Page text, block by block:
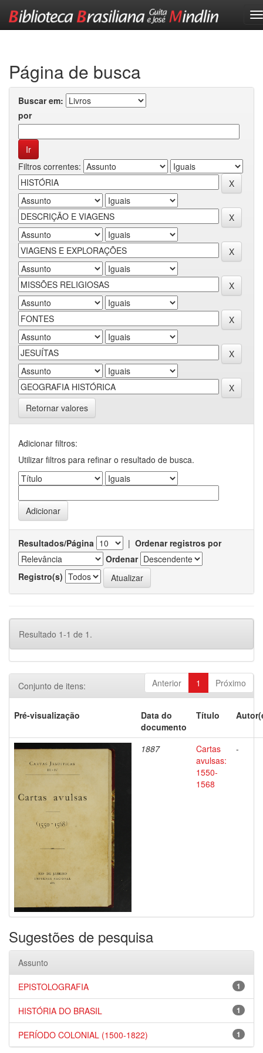
Página de busca
Buscar em:
por
Filtros correntes:
Retornar valores
Adicionar filtros:
Utilizar filtros para refinar o resultado de busca.
Resultados/Página | Ordenar registros por
Ordenar
Registro(s)
Resultado 1-1 de 1.
Anterior 1 Próximo
Conjunto de itens:
Pré-visualização
Data do
documento
Título
1887
Cartas
avulsas:
1550-
1568
-
Sugestões de pesquisa
Assunto
1
EPISTOLOGRAFIA
1
HISTÓRIA DO BRASIL
1
PERÍODO COLONIAL (1500-1822)